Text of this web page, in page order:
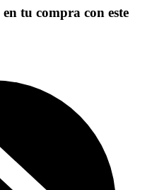
en tu compra con este